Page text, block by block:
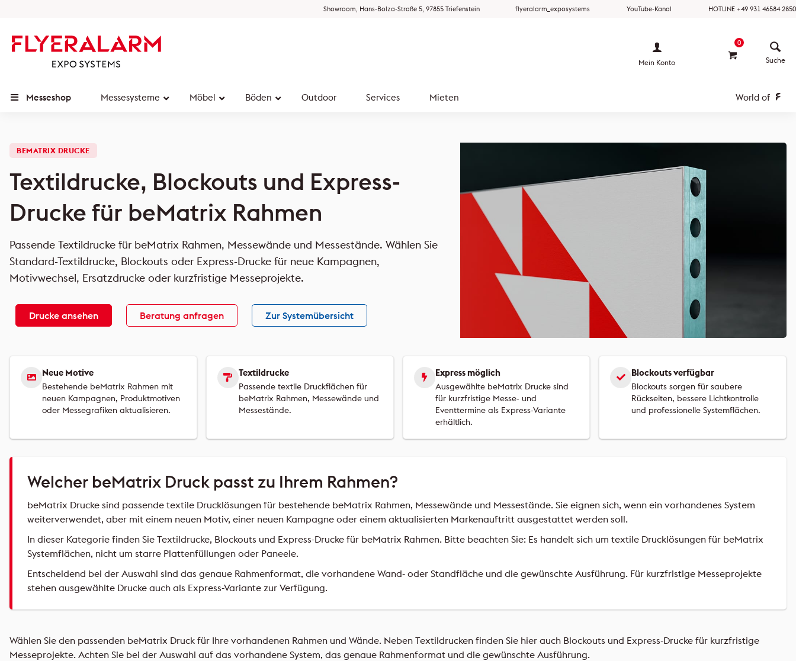
Showroom, Hans-Bolza-Straße 5, 97855 Triefenstein flyeralarm_exposystems YouTube-Kanal HOTLINE +49 931 46584 2850
0
Messeshop Messesysteme Möbel Böden Outdoor Services Mieten World of
Mein Konto
BEMATRIX DRUCKE
Textildrucke, Blockouts und Express-
Drucke für beMatrix Rahmen
Passende Textildrucke für beMatrix Rahmen, Messewände und Messestände. Wählen Sie
Standard-Textildrucke, Blockouts oder Express-Drucke für neue Kampagnen,
Motivwechsel, Ersatzdrucke oder kurzfristige Messeprojekte.
Drucke ansehen Beratung anfragen Zur Systemübersicht
Neue Motive
Bestehende beMatrix Rahmen mit
neuen Kampagnen, Produktmotiven
oder Messegrafiken aktualisieren.
Textildrucke
Passende textile Druckflächen für
beMatrix Rahmen, Messewände und
Messestände.
Express möglich
Ausgewählte beMatrix Drucke sind
für kurzfristige Messe- und
Eventtermine als Express-Variante
erhältlich.
Blockouts verfügbar
Blockouts sorgen für saubere
Rückseiten, bessere Lichtkontrolle
und professionelle Systemflächen.
Welcher beMatrix Druck passt zu Ihrem Rahmen?
beMatrix Drucke sind passende textile Drucklösungen für bestehende beMatrix Rahmen, Messewände und Messestände. Sie eignen sich, wenn ein vorhandenes System
weiterverwendet, aber mit einem neuen Motiv, einer neuen Kampagne oder einem aktualisierten Markenauftritt ausgestattet werden soll.
In dieser Kategorie finden Sie Textildrucke, Blockouts und Express-Drucke für beMatrix Rahmen. Bitte beachten Sie: Es handelt sich um textile Drucklösungen für beMatrix
Systemflächen, nicht um starre Plattenfüllungen oder Paneele.
Entscheidend bei der Auswahl sind das genaue Rahmenformat, die vorhandene Wand- oder Standfläche und die gewünschte Ausführung. Für kurzfristige Messeprojekte
stehen ausgewählte Drucke auch als Express-Variante zur Verfügung.
Wählen Sie den passenden beMatrix Druck für Ihre vorhandenen Rahmen und Wände. Neben Textildrucken finden Sie hier auch Blockouts und Express-Drucke für kurzfristige
Messeprojekte. Achten Sie bei der Auswahl auf das vorhandene System, das genaue Rahmenformat und die gewünschte Ausführung.